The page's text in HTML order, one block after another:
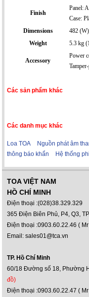
Finish
Panel:
Case:
Dimensions
482
Weight
5.3 kg
Accessory
Power
Các sản phẩm khác
Các danh mục khác
Loa TOA Nguồn phát âm
thông báo khẩn
Hệ thống
TOA VIỆT NAM
HỒ CHÍ MINH
Điện thoại :(028)38.329.329
365 Điện Biên Phủ, P4, Q3,
Điện thoại :0903.60.22.46 (
Email: sales01@tca.vn
TP. Hồ Chí Minh
60/18 Đường số 18, Phường
đồ)
Điện thoại :0903.60.22.47 (